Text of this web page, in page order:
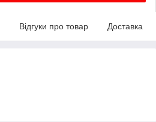
Відгуки про товар Доставка